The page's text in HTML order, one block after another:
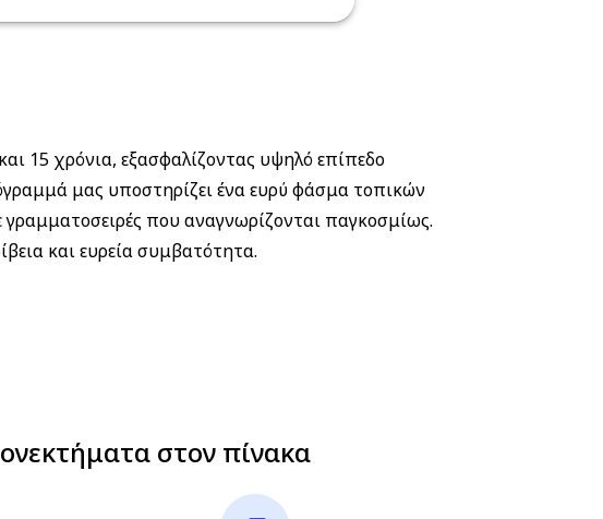
15 χρόνια, εξασφαλίζοντας υψηλό επίπεδο
μας υποστηρίζει ένα ευρύ φάσμα τοπικών
που αναγνωρίζονται παγκοσμίως.
και ευρεία συμβατότητα.
στον πίνακα